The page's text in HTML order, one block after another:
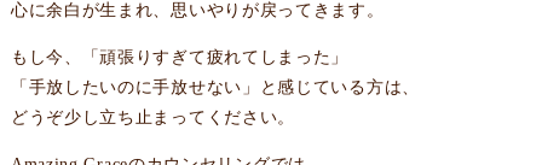
心に余白が生まれ、思いやりが戻ってきます。
もし今、「頑張りすぎて疲れてしまった」
「手放したいのに手放せない」と感じている方は、
どうぞ少し立ち止まってください。